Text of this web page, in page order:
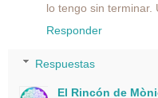
lo tengo sin terminar.
Responder
Respuestas
El Rincón de